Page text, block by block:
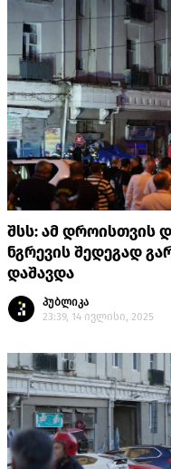
შსს: ამ დროისთვის
ნგრევის შედეგად
დაშავდა
პუბლიკა
23:39, 14 ივლისი, 2025